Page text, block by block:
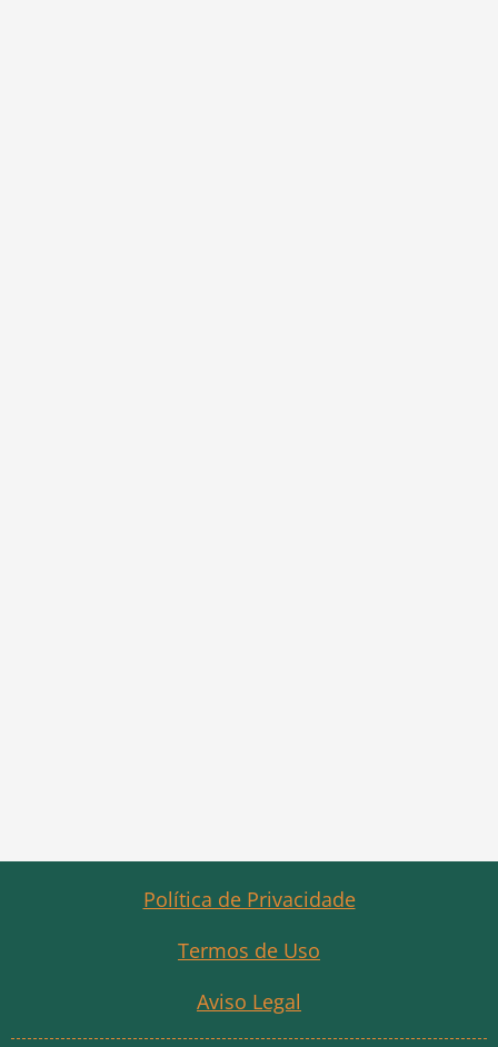
Política de Privacidade
Termos de Uso
Aviso Legal